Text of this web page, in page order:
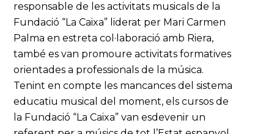
responsable de les activitats musicals de la
Fundació “La Caixa” liderat per Mari Carmen
Palma en estreta col·laboració amb Riera,
també es van promoure activitats formatives
orientades a professionals de la música.
Tenint en compte les mancances del sistema
educatiu musical del moment, els cursos de
la Fundació “La Caixa” van esdevenir un